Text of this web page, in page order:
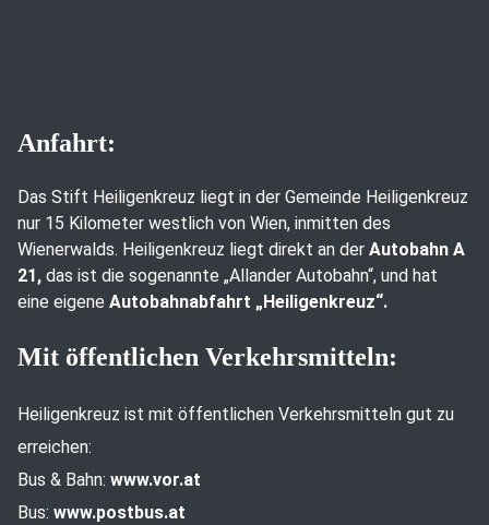
Anfahrt:
Das Stift Heiligenkreuz liegt in der Gemeinde Heiligenkreuz
nur 15 Kilometer westlich von Wien, inmitten des
Wienerwalds. Heiligenkreuz liegt direkt an der Autobahn A
21, das ist die sogenannte „Allander Autobahn“, und hat
eine eigene Autobahnabfahrt „Heiligenkreuz“.
Mit öffentlichen Verkehrsmitteln:
Heiligenkreuz ist mit öffentlichen Verkehrsmitteln gut zu
erreichen:
Bus & Bahn: www.vor.at
Bus: www.postbus.at